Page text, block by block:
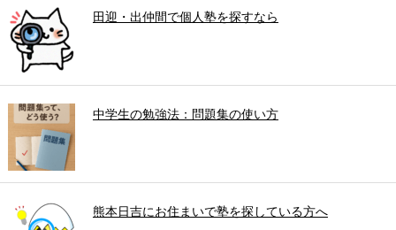
田迎・出仲間で個人塾を探すなら
中学生の勉強法：問題集の使い方
熊本日吉にお住まいで塾を探している方へ